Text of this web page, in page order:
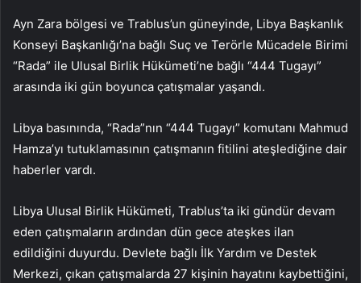
Ayn Zara bölgesi ve Trablus’un güneyinde, Libya Başkanlık
Konseyi Başkanlığı’na bağlı Suç ve Terörle Mücadele Birimi
“Rada” ile Ulusal Birlik Hükümeti’ne bağlı “444 Tugayı”
arasında iki gün boyunca çatışmalar yaşandı.
Libya basınında, “Rada”nın “444 Tugayı” komutanı Mahmud
Hamza’yı tutuklamasının çatışmanın fitilini ateşlediğine dair
haberler vardı.
Libya Ulusal Birlik Hükümeti, Trablus’ta iki gündür devam
eden çatışmaların ardından dün gece ateşkes ilan
edildiğini duyurdu. Devlete bağlı İlk Yardım ve Destek
Merkezi, çıkan çatışmalarda 27 kişinin hayatını kaybettiğini,